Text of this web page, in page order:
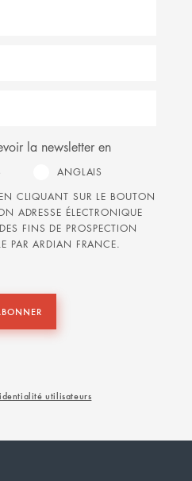
la newsletter en
ANGLAIS
CLIQUANT SUR LE BOUTON
ADRESSE ÉLECTRONIQUE
FINS DE PROSPECTION
PAR ARDIAN FRANCE.
utilisateurs